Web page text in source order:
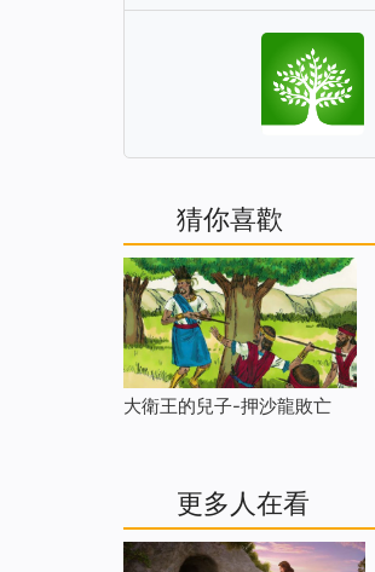
猜你喜歡
大衛王的兒子-押沙龍敗亡
更多人在看